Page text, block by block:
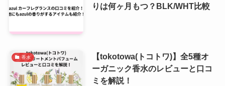
りは何ヶ月もつ？BLK/WHT比較
香水
【tokotowa(トコトワ)】全5種オ
ーガニック香水のレビューと口コ
ミを解説！